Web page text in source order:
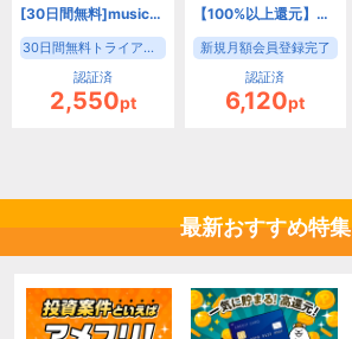
[30日間無料]music.jp
30日間無料トライアル登録
認証済
2,550pt
【100%以上還元】HOZONプレミアム[550円コース]
新規月額会員登録完了
認証済
6,120pt
最新おすすめ特集